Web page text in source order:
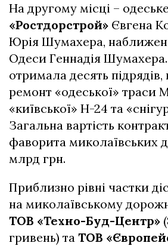
На другому місці – одеське
«Ростдорстрой» Євгена
Юрія Шумахера,
Одеси Геннадія
отримала десять
ремонт «одеської» траси
«київської» Н-24 та
Загальна вартість
фаворита миколаївських
млрд грн.
Приблизно рівні частки
на миколаївському
ТОВ «Техно-Буд-Центр»
гривень) та ТОВ